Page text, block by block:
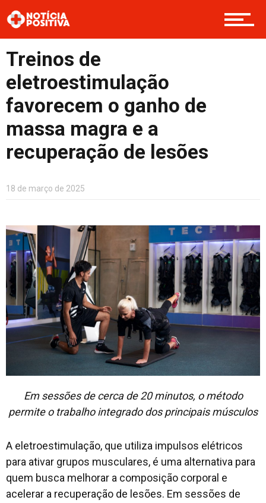
Boas Ações
Opinião
Treinos de
eletroestimulação
favorecem o ganho de
massa magra e a
recuperação de lesões
18 de março de 2025
Em sessões de cerca de 20 minutos, o método
permite o trabalho integrado dos principais músculos
A eletroestimulação, que utiliza impulsos elétricos
para ativar grupos musculares, é uma alternativa para
quem busca melhorar a composição corporal e
acelerar a recuperação de lesões. Em sessões de